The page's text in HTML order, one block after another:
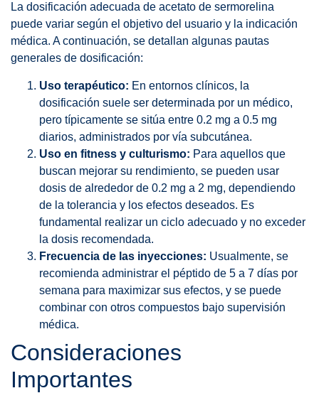
La dosificación adecuada de acetato de sermorelina
puede variar según el objetivo del usuario y la indicación
médica. A continuación, se detallan algunas pautas
generales de dosificación:
Uso terapéutico: En entornos clínicos, la
dosificación suele ser determinada por un médico,
pero típicamente se sitúa entre 0.2 mg a 0.5 mg
diarios, administrados por vía subcutánea.
Uso en fitness y culturismo: Para aquellos que
buscan mejorar su rendimiento, se pueden usar
dosis de alrededor de 0.2 mg a 2 mg, dependiendo
de la tolerancia y los efectos deseados. Es
fundamental realizar un ciclo adecuado y no exceder
la dosis recomendada.
Frecuencia de las inyecciones: Usualmente, se
recomienda administrar el péptido de 5 a 7 días por
semana para maximizar sus efectos, y se puede
combinar con otros compuestos bajo supervisión
médica.
Consideraciones
Importantes